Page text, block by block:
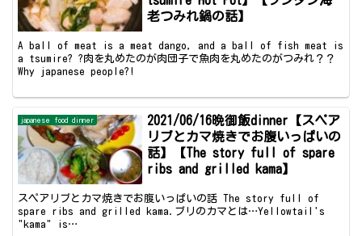
老つみれ鍋の話】
A ball of meat is a meat dango, and a ball of fish meat is
a tsumire? ?肉を丸めたのが肉団子で魚肉を丸めたのがつみれ？？
Why japanese people?!
japanese food dinner
2021/06/16晩御飯dinner【スペア
リブとカマ焼きでお腹いっぱいの
話】【The story full of spare
ribs and grilled kama】
スペアリブとカマ焼きでお腹いっぱいの話 The story full of
spare ribs and grilled kama.ブリのカマとは…Yellowtail's
"kama" is…